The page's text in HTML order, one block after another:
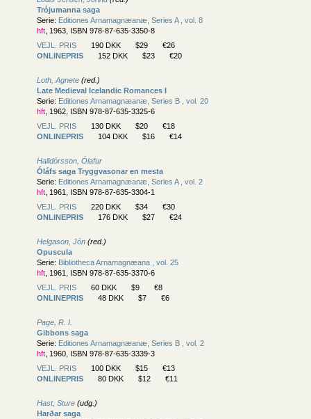
Trójumanna saga
Serie: Editiones Arnamagnæanæ, Series A , vol. 8
hft , 1963, ISBN 978-87-635-3350-8
VEJL. PRIS
190 DKK $29
€26
ONLINEPRIS
152 DKK $23 €20
Loth, Agnete (red.)
Late Medieval Icelandic Romances I
Serie: Editiones Arnamagnæanæ, Series B , vol. 20
hft , 1962, ISBN 978-87-635-3325-6
VEJL. PRIS
130 DKK $20
€18
ONLINEPRIS
104 DKK $16 €14
Halldórsson, Ólafur
Óláfs saga Tryggvasonar en mesta
Serie: Editiones Arnamagnæanæ, Series A , vol. 2
hft , 1961, ISBN 978-87-635-3304-1
VEJL. PRIS
220 DKK $34
€30
ONLINEPRIS
176 DKK $27 €24
Helgason, Jón (red.)
Opuscula
Serie: Bibliotheca Arnamagnæana , vol. 25
hft , 1961, ISBN 978-87-635-3370-6
VEJL. PRIS
60 DKK $9
€8
ONLINEPRIS
48 DKK $7 €6
Page, R. I.
Gibbons saga
Serie: Editiones Arnamagnæanæ, Series B , vol. 2
hft , 1960, ISBN 978-87-635-3339-3
VEJL. PRIS
100 DKK $15
€13
ONLINEPRIS
80 DKK $12 €11
Hast, Sture (udg.)
Harðar saga